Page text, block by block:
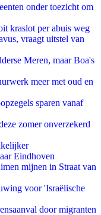
onder toezicht om
kraslot per abuis weg
vraagt uitstel van
Meren, maar Boa's
meer met oud en
sparen vanaf
zomer onverzekerd
Eindhoven
mijnen in Straat van
voor 'Israëlische
door migranten